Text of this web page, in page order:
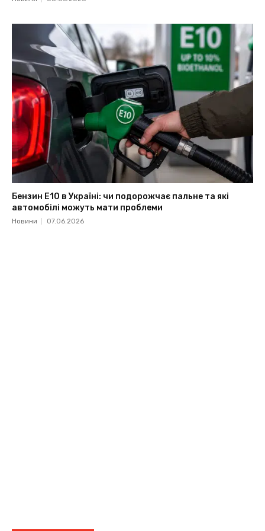
Бензин Е10 в Україні: чи подорожчає пальне та які
автомобілі можуть мати проблеми
Новини 07.06.2026